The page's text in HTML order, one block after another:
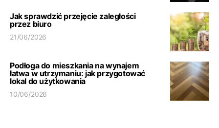
Jak sprawdzić przejęcie zaległości
przez biuro
21/06/2026
Podłoga do mieszkania na wynajem
łatwa w utrzymaniu: jak przygotować
lokal do użytkowania
10/06/2026